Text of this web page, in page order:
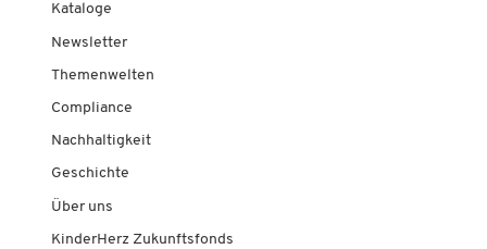
Kataloge
Newsletter
Themenwelten
Compliance
Nachhaltigkeit
Geschichte
Über uns
KinderHerz Zukunftsfonds